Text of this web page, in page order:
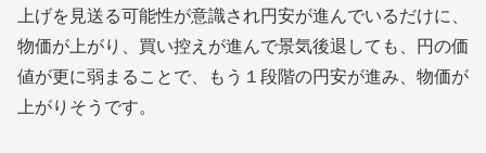
上げを見送る可能性が意識され円安が進んでいるだけに、
物価が上がり、買い控えが進んで景気後退しても、円の価
値が更に弱まることで、もう１段階の円安が進み、物価が
上がりそうです。